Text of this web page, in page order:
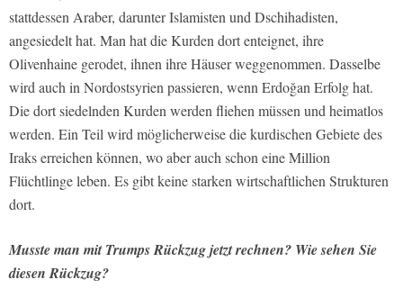
stattdessen Araber, darunter Islamisten und Dschihadisten,
angesiedelt hat. Man hat die Kurden dort enteignet, ihre
Olivenhaine gerodet, ihnen ihre Häuser weggenommen. Dasselbe
wird auch in Nordostsyrien passieren, wenn Erdoğan Erfolg hat.
Die dort siedelnden Kurden werden fliehen müssen und heimatlos
werden. Ein Teil wird möglicherweise die kurdischen Gebiete des
Iraks erreichen können, wo aber auch schon eine Million
Flüchtlinge leben. Es gibt keine starken wirtschaftlichen Strukturen
dort.
Musste man mit Trumps Rückzug jetzt rechnen? Wie sehen Sie
diesen Rückzug?